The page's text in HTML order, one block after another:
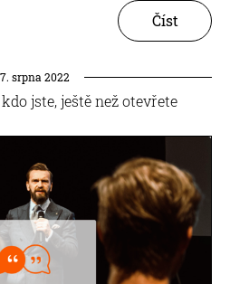
Číst
7. srpna 2022
jste, ještě než otevřete